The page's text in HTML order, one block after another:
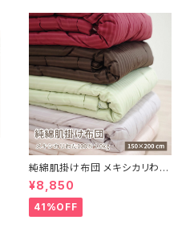
純綿肌掛け布団 メキシカリわた
1.0kg【ストライプサテン】
¥8,850
41%OFF